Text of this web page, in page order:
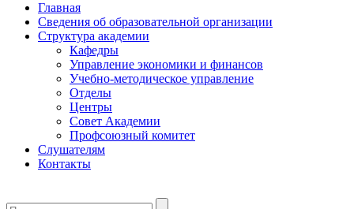
Главная
Сведения об образовательной организации
Структура академии
Кафедры
Управление экономики и финансов
Учебно-методическое управление
Отделы
Центры
Совет Академии
Профсоюзный комитет
Слушателям
Контакты